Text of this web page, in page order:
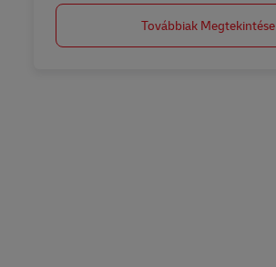
Továbbiak Megtekintése